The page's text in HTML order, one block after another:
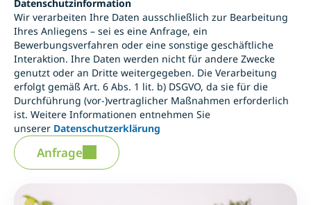
Datenschutzinformation
Wir verarbeiten Ihre Daten ausschließlich zur Bearbeitung
Ihres Anliegens – sei es eine Anfrage, ein
Bewerbungsverfahren oder eine sonstige geschäftliche
Interaktion. Ihre Daten werden nicht für andere Zwecke
genutzt oder an Dritte weitergegeben. Die Verarbeitung
erfolgt gemäß Art. 6 Abs. 1 lit. b) DSGVO, da sie für die
Durchführung (vor-)vertraglicher Maßnahmen erforderlich
ist. Weitere Informationen entnehmen Sie
unserer Datenschutzerklärung
Anfrage